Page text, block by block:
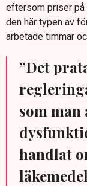
eftersom priser på
den här typen av
arbetade timmar
”Det
som man
handlat